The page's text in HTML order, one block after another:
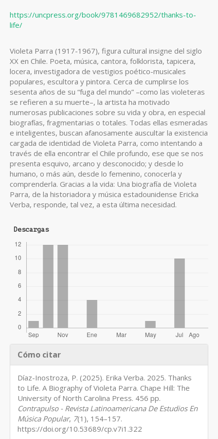
del
artículo
https://uncpress.org/book/9781469682952/thanks-to-
life/
Violeta Parra (1917-1967), figura cultural insigne del siglo
XX en Chile. Poeta, música, cantora, folklorista, tapicera,
locera, investigadora de vestigios poético-musicales
populares, escultora y pintora. Cerca de cumplirse los
sesenta años de su “fuga del mundo” –como las violeteras
se refieren a su muerte–, la artista ha motivado
numerosas publicaciones sobre su vida y obra, en especial
biografías, fragmentarias o totales. Todas ellas esmeradas
e inteligentes, buscan afanosamente auscultar la existencia
cargada de identidad de Violeta Parra, como intentando a
través de ella encontrar el Chile profundo, ese que se nos
presenta esquivo, arcano y desconocido; y desde lo
humano, o más aún, desde lo femenino, conocerla y
comprenderla. Gracias a la vida: Una biografía de Violeta
Parra, de la historiadora y música estadounidense Ericka
Verba, responde, tal vez, a esta última necesidad.
Descargas
Detalles
del
artículo
Cómo citar
Díaz-Inostroza, P. (2025). Erika Verba. 2025. Thanks
to Life. A Biography of Violeta Parra. Chape Hill: The
University of North Carolina Press. 456 pp.
Contrapulso - Revista Latinoamericana De Estudios En
Música Popular, 7(1), 154–157.
https://doi.org/10.53689/cp.v7i1.322